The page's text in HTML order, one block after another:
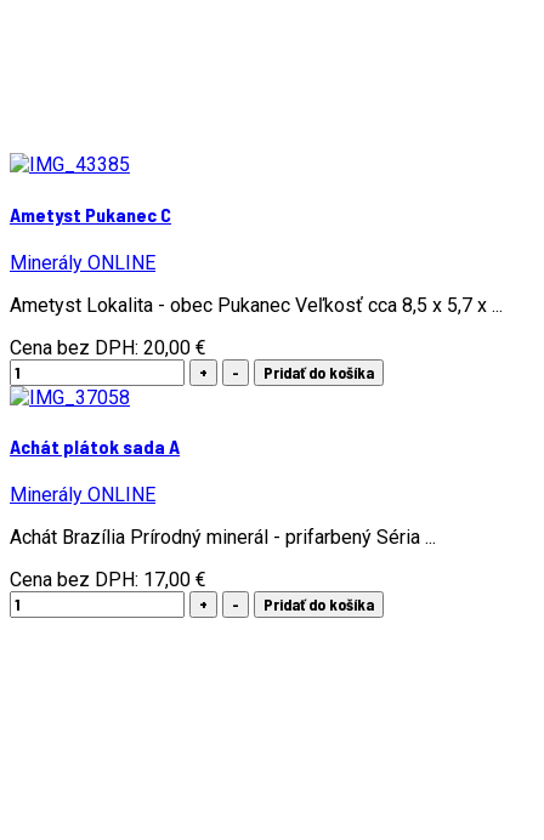
Ametyst Pukanec C
Minerály ONLINE
Ametyst Lokalita - obec Pukanec Veľkosť cca 8,5 x 5,7 x ...
Cena bez DPH: 20,00 €
Achát plátok sada A
Minerály ONLINE
Achát Brazília Prírodný minerál - prifarbený Séria ...
Cena bez DPH: 17,00 €